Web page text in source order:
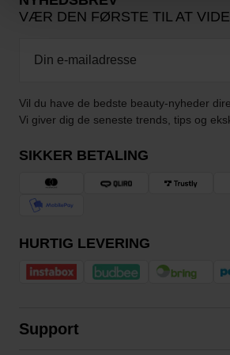
VÆR DEN FØRSTE TIL AT
Vil du have de bedste beauty-nyheder
Vi giver dig de seneste trends, tips og
SIKKER BETALING
HURTIG LEVERING
Support